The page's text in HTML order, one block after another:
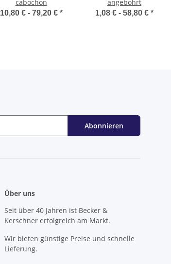
cabochon
10,80 € - 79,20 € *
angebohrt
1,08 € - 58,80 € *
Abonnieren
Über uns
Seit über 40 Jahren ist Becker &
Kerschner erfolgreich am Markt.
Wir bieten günstige Preise und schnelle
Lieferung.